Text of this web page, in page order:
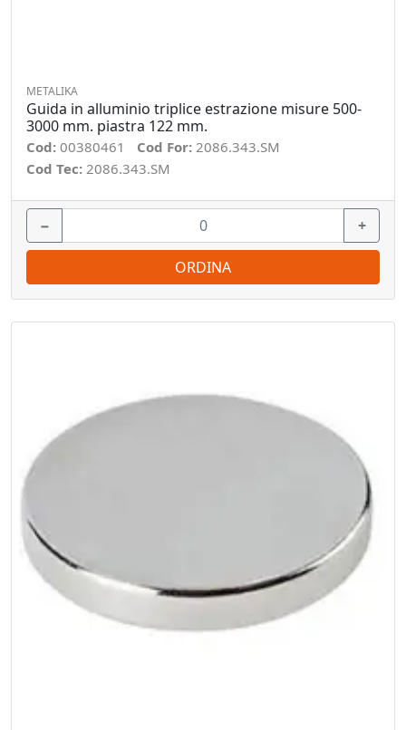
METALIKA
Guida in alluminio triplice estrazione misure 500-
3000 mm. piastra 122 mm.
Cod: 00380461 Cod For: 2086.343.SM
Cod Tec: 2086.343.SM
− +
ORDINA